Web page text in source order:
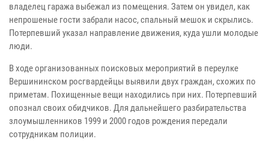
владелец гаража выбежал из помещения. Затем он увидел, как
непрошеные гости забрали насос, спальный мешок и скрылись.
Потерпевший указал направление движения, куда ушли молодые
люди.
В ходе организованных поисковых мероприятий в переулке
Вершининском росгвардейцы выявили двух граждан, схожих по
приметам. Похищенные вещи находились при них. Потерпевший
опознал своих обидчиков. Для дальнейшего разбирательства
злоумышленников 1999 и 2000 годов рождения передали
сотрудникам полиции.